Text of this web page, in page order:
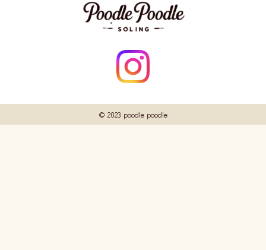
© 2023 poodle poodle